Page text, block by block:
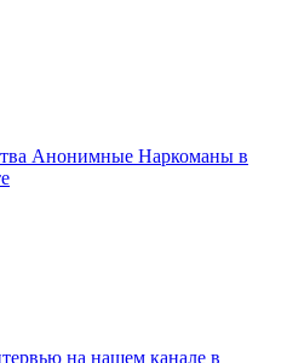
Анонимные Наркоманы в
на нашем канале в